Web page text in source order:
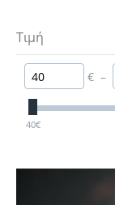
Τιμή
€ –
40€